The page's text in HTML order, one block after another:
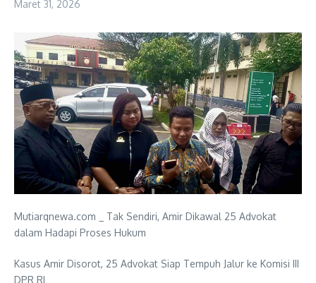
Maret 31, 2026
Mutiarqnewa.com _ Tak Sendiri, Amir Dikawal 25 Advokat
dalam Hadapi Proses Hukum
Kasus Amir Disorot, 25 Advokat Siap Tempuh Jalur ke Komisi III
DPR RI